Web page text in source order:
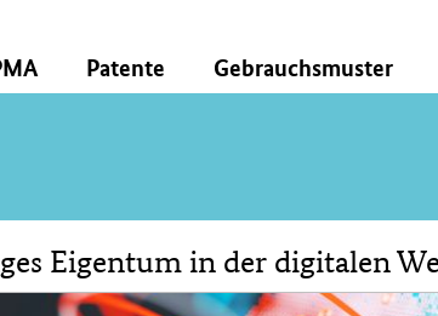
Patente Gebrauchsmuster
Eigentum in der digitalen